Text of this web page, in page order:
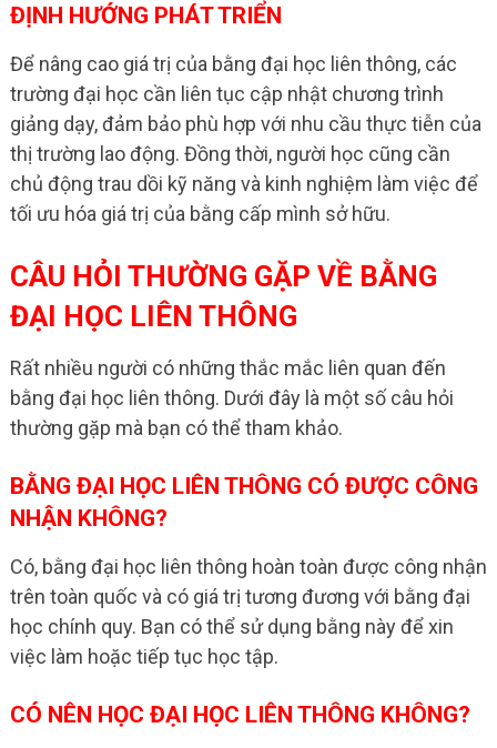
ĐỊNH HƯỚNG PHÁT TRIỂN
Để nâng cao giá trị của bằng đại học liên thông, các
trường đại học cần liên tục cập nhật chương trình
giảng dạy, đảm bảo phù hợp với nhu cầu thực tiễn của
thị trường lao động. Đồng thời, người học cũng cần
chủ động trau dồi kỹ năng và kinh nghiệm làm việc để
tối ưu hóa giá trị của bằng cấp mình sở hữu.
CÂU HỎI THƯỜNG GẶP VỀ BẰNG
ĐẠI HỌC LIÊN THÔNG
Rất nhiều người có những thắc mắc liên quan đến
bằng đại học liên thông. Dưới đây là một số câu hỏi
thường gặp mà bạn có thể tham khảo.
BẰNG ĐẠI HỌC LIÊN THÔNG CÓ ĐƯỢC CÔNG
NHẬN KHÔNG?
Có, bằng đại học liên thông hoàn toàn được công nhận
trên toàn quốc và có giá trị tương đương với bằng đại
học chính quy. Bạn có thể sử dụng bằng này để xin
việc làm hoặc tiếp tục học tập.
CÓ NÊN HỌC ĐẠI HỌC LIÊN THÔNG KHÔNG?